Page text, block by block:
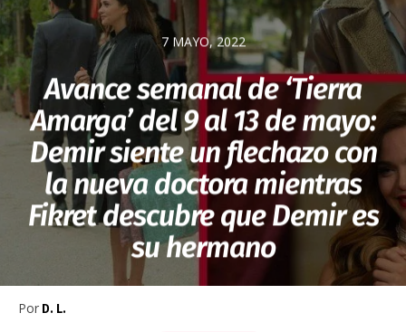
7 MAYO, 2022
Avance semanal de ‘Tierra
Amarga’ del 9 al 13 de mayo:
Demir siente un flechazo con
la nueva doctora mientras
Fikret descubre que Demir es
su hermano
Por D. L.